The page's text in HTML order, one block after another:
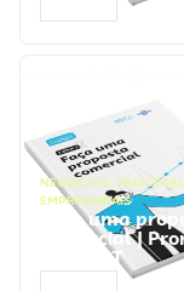
NEGÓCIOS,
EMPRESARIAIS
Faça uma
comercial |
ChatGPT